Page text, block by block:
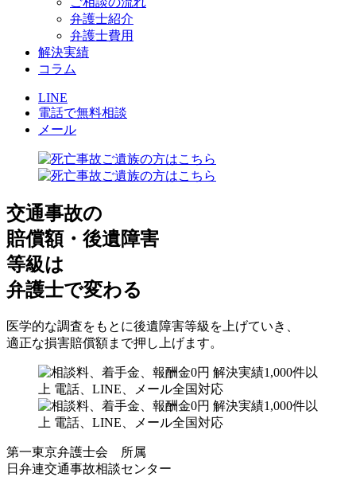
弁護士紹介
弁護士費用
解決実績
コラム
LINE
電話で無料相談
メール
交通事故の
賠償額・後遺障害
等級は
弁護士で変わる
医学的な調査をもとに後遺障害等級を上げていき、
適正な損害賠償額まで押し上げます。
第一東京弁護士会 所属
日弁連交通事故相談センター